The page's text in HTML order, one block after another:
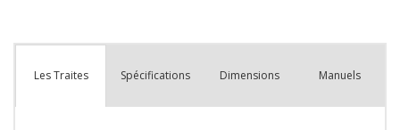
Les Traites Spécifications Dimensions Manuels